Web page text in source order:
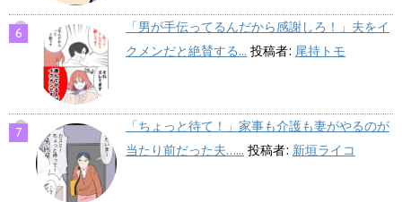
「男が手伝ってるんだから感謝しろ！」夫をイ
クメンだと絶賛する... 投稿者: 尾持トモ
「ちょっと待て！」家事も介護も妻がやるのが
当たり前だった夫…... 投稿者: 新垣ライコ